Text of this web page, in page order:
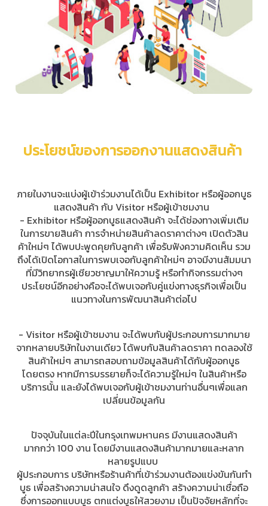
ประโยชน์ของการออกงานแสดงสินค้า
ภายในงานจะแบ่งผู้เข้าร่วมงานได้เป็น Exhibitor หรือผู้ออกบูธ
แสดงสินค้า กับ Visitor หรือผู้เข้าชมงาน
- Exhibitor หรือผู้ออกบูธแสดงสินค้า จะได้ช่องทางเพิ่มเติม
ในการขายสินค้า การจำหน่ายสินค้าลดราคาต่างๆ เปิดตัวสิน
ค้าใหม่ๆ ได้พบปะพูดคุยกับลูกค้า เพื่อรับฟังความคิดเห็น รวม
ถึงได้เปิดโอกาสในการพบเจอกับลูกค้าใหม่ๆ อาจมีงานสัมมนา
ที่มีวิทยากรผู้เชียวชาญมาให้ความรู้ หรือทำกิจกรรมต่างๆ
ประโยชน์อีกอย่างคือจะได้พบเจอกับคู่แข่งทางธุรกิจเพื่อเป็น
แนวทางในการพัฒนาสินค้าต่อไป
- Visitor หรือผู้เข้าชมงาน จะได้พบกับผู้ประกอบการมากมาย
จากหลายบริษัทในงานเดียว ได้พบกับสินค้าลดราคา ทดลองใช้
สินค้าใหม่ๆ สามารถสอบถามข้อมูลสินค้าได้กับผู้ออกบูธ
โดยตรง หากมีการบรรยายก็จะได้ความรู้ใหม่ๆ ในสินค้าหรือ
บริการนั้น และยังได้พบเจอกับผู้เข้าชมงานท่านอื่นๆเพื่อแลก
เปลี่ยนข้อมูลกัน
ปัจจุบันในแต่ละปีในกรุงเทพมหานคร มีงานแสดงสินค้า
มากกว่า 100 งาน โดยมีงานแสดงสินค้ามากมายและหลาก
หลายรูปแบบ
ผู้ประกอบการ บริษัทหรือร้านค้าที่เข้าร่วมงานต้องแข่งขันกันทำ
บูธ เพื่อสร้างความน่าสนใจ ดึงดูดลูกค้า สร้างความน่าเชื่อถือ
ซึ่งการออกแบบบูธ ตกแต่งบูธให้สวยงาม เป็นปัจจัยหลักที่จะ